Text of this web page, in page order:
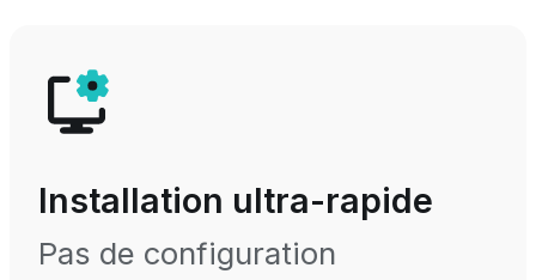
Installation ultra-rapide
Pas de configuration